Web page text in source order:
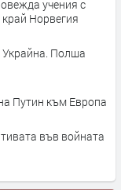
учения с
Норвегия
Украйна. Полша
Путин към Европа
във войната